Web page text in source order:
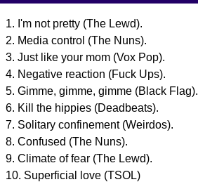
1. I'm not pretty (The Lewd).
2. Media control (The Nuns).
3. Just like your mom (Vox Pop).
4. Negative reaction (Fuck Ups).
5. Gimme, gimme, gimme (Black Flag).
6. Kill the hippies (Deadbeats).
7. Solitary confinement (Weirdos).
8. Confused (The Nuns).
9. Climate of fear (The Lewd).
10. Superficial love (TSOL)